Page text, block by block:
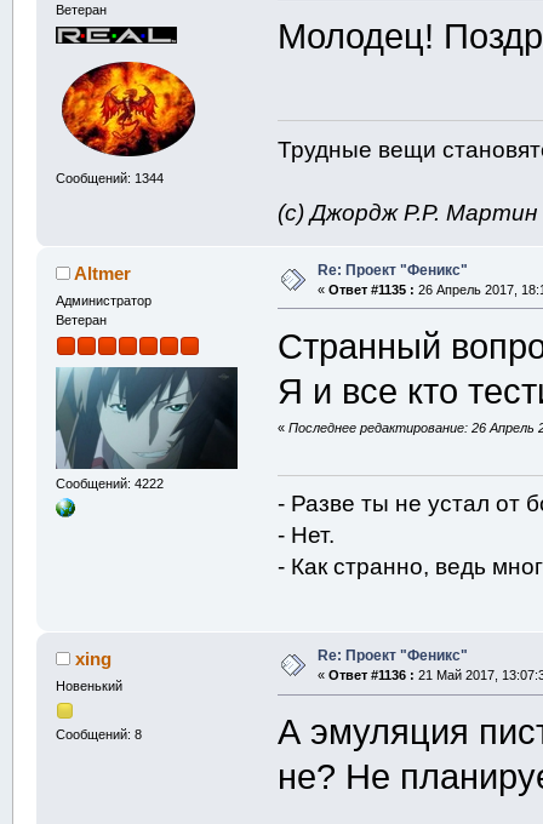
Ветеран
Сообщений: 1344
Молодец!
Трудные вещи
(с) Джордж Р.Р.
Altmer
Администратор
Ветеран
Сообщений: 4222
Re: Проект "Феникс"
« Ответ #1135 : 26 Апрель 2017,
Странный
Я и все кто
«Последнее редактирование: 26 Апрель
- Разве ты не устал от
- Нет.
- Как странно, ведь
xing
Новенький
Сообщений: 8
Re: Проект "Феникс"
« Ответ #1136 : 21 Май 2017,
А эмуляция
не? Не